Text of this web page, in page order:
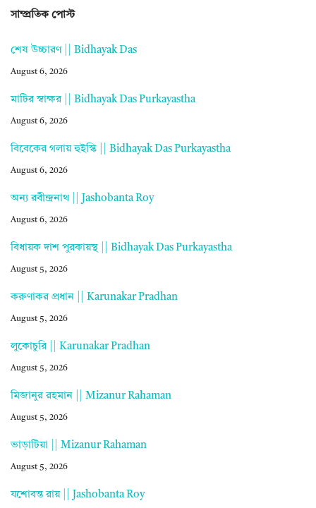
সাম্প্রতিক পোস্ট
শেষ উচ্চারণ || Bidhayak Das
August 6, 2026
মাটির স্বাক্ষর || Bidhayak Das Purkayastha
August 6, 2026
বিবেকের গলায় হুইস্কি || Bidhayak Das Purkayastha
August 6, 2026
অন্য রবীন্দ্রনাথ || Jashobanta Roy
August 6, 2026
বিধায়ক দাশ পুরকায়স্থ || Bidhayak Das Purkayastha
August 5, 2026
করুণাকর প্রধান || Karunakar Pradhan
August 5, 2026
লুকোচুরি || Karunakar Pradhan
August 5, 2026
মিজানুর রহমান || Mizanur Rahaman
August 5, 2026
ভাড়াটিয়া || Mizanur Rahaman
August 5, 2026
যশোবন্ত রায় || Jashobanta Roy